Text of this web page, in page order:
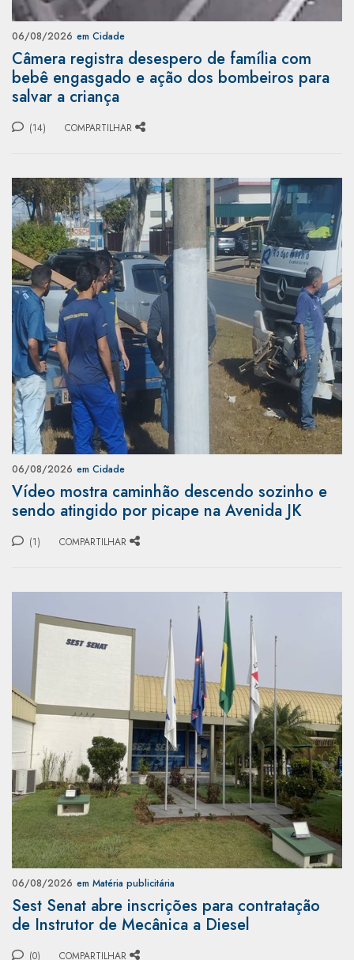
06/08/2026 em Cidade
Câmera registra desespero de família com
bebê engasgado e ação dos bombeiros para
salvar a criança
(14) COMPARTILHAR
06/08/2026 em Cidade
Vídeo mostra caminhão descendo sozinho e
sendo atingido por picape na Avenida JK
(1) COMPARTILHAR
06/08/2026 em Matéria publicitária
Sest Senat abre inscrições para contratação
de Instrutor de Mecânica a Diesel
(0) COMPARTILHAR